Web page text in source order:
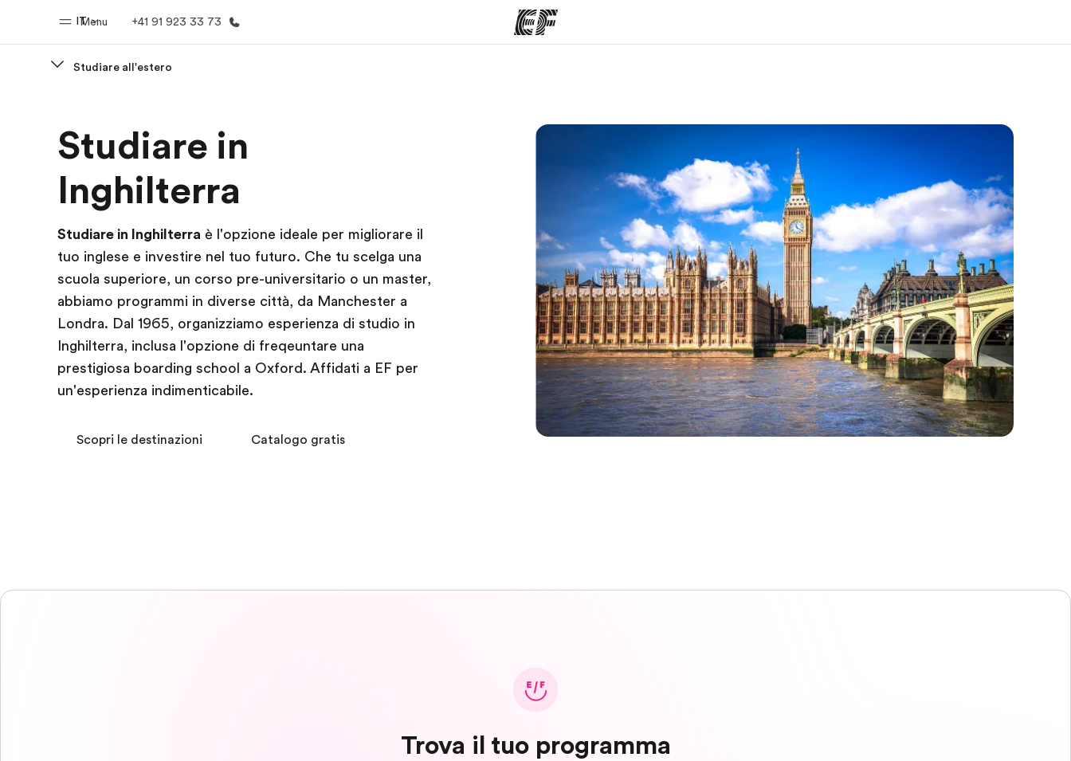
Menu
IT +41 91 923 33 73
Benvenuto alla EF Trova l'ufficio più vicino
Studiare all'estero
Studiare in
Inghilterra
Studiare in Inghilterra è l'opzione ideale per migliorare il
tuo inglese e investire nel tuo futuro. Che tu scelga una
scuola superiore, un corso pre-universitario o un master,
abbiamo programmi in diverse città, da Manchester a
Londra. Dal 1965, organizziamo esperienza di studio in
Inghilterra, inclusa l'opzione di freqeuntare una
prestigiosa boarding school a Oxford. Affidati a EF per
un'esperienza indimenticabile.
Scopri le destinazioni Catalogo gratis
Trova il tuo programma